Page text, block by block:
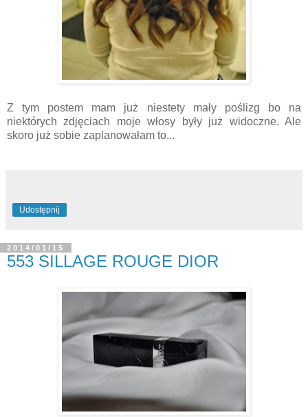
Z tym postem mam już niestety mały poślizg bo na
niektórych zdjęciach moje włosy były już widoczne. Ale
skoro już sobie zaplanowałam to...
Udostępnij
2014/01/15
553 SILLAGE ROUGE DIOR